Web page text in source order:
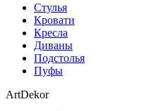
Стулья
Кровати
Кресла
Диваны
Подстолья
Пуфы
ArtDekor